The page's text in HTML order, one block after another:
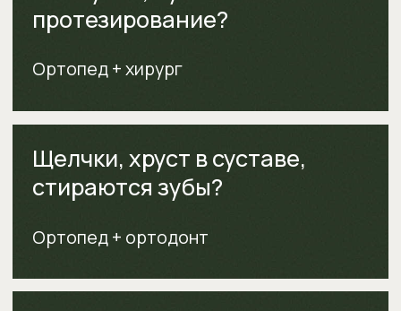
Записаться
Подробнее
Познакомьтесь с врачами